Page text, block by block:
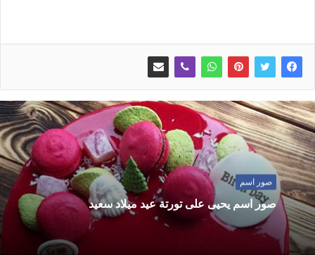
صور اسم
صور اسم يحيى على تورتة عيد ميلاد سعيد